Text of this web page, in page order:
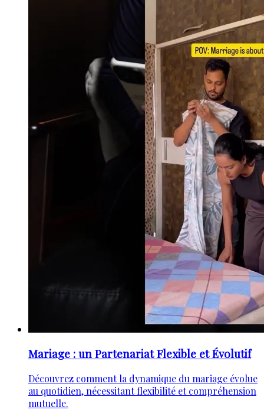
Mariage : un Partenariat Flexible et Évolutif
Découvrez comment la dynamique du mariage évolue
au quotidien, nécessitant flexibilité et compréhension
mutuelle.